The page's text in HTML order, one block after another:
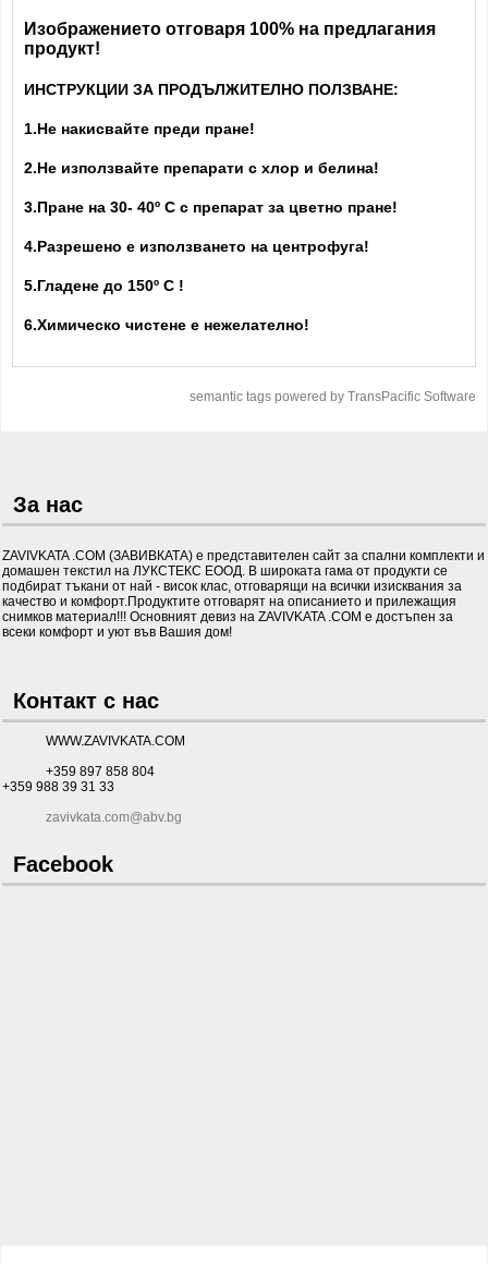
Изображението отговаря 100% на предлагания
продукт!
ИНСТРУКЦИИ ЗА ПРОДЪЛЖИТЕЛНО ПОЛЗВАНЕ:
1.Не накисвайте преди пране!
2.Не използвайте препарати с хлор и белина!
3.Пране на 30- 40º С с препарат за цветно пране!
4.Разрешено е използването на центрофуга!
5.Гладене до 150º С !
6.Химическо чистене е нежелателно!
semantic tags powered by TransPacific Software
За нас
ZAVIVKATA .COM (ЗАВИВКАТА) е представителен сайт за спални комплекти и
домашен текстил на ЛУКСТЕКС ЕООД. В широката гама от продукти се
подбират тъкани от най - висок клас, отговарящи на всички изисквания за
качество и комфорт.Продуктите отговарят на описанието и прилежащия
снимков материал!!! Основният девиз на ZAVIVKATA .COM е достъпен за
всеки комфорт и уют във Вашия дом!
Контакт с нас
WWW.ZAVIVKATA.COM
+359 897 858 804
+359 988 39 31 33
zavivkata.com@abv.bg
Facebook